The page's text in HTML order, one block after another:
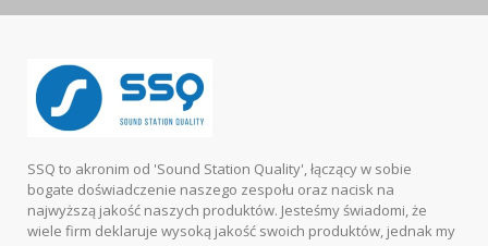
SSQ to akronim od 'Sound Station Quality', łączący w sobie
bogate doświadczenie naszego zespołu oraz nacisk na
najwyższą jakość naszych produktów. Jesteśmy świadomi, że
wiele firm deklaruje wysoką jakość swoich produktów, jednak my